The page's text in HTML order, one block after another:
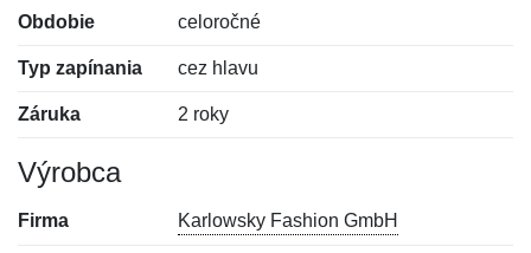
Obdobie celoročné
Typ zapínania cez hlavu
Záruka 2 roky
Výrobca
Firma Karlowsky Fashion GmbH